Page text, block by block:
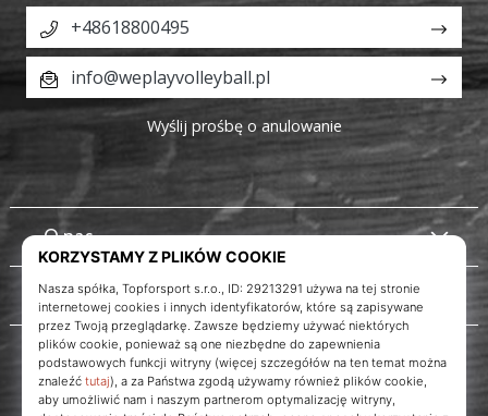
O nas
Obsługa klienta
+48618800495
info@weplayvolleyball.pl
Wyślij prośbę o anulowanie